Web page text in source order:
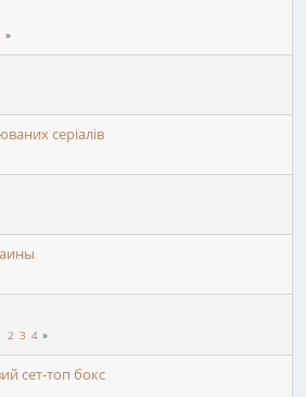
серіалів
2 3 4
сет-топ бокс